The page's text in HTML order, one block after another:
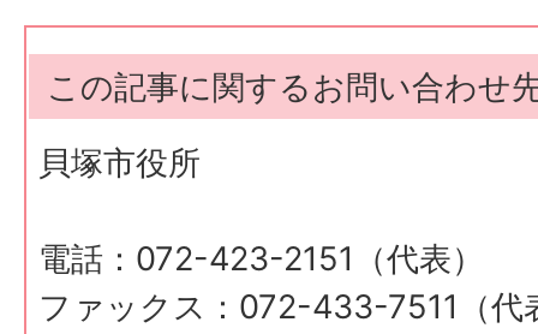
この記事に関するお問い合わせ
貝塚市役所
電話：072-423-2151（代表）
ファックス：072-433-7511（代